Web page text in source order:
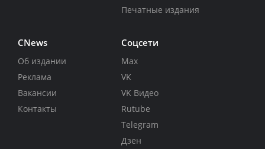
Печатные издания
CNews
Об издании
Реклама
Вакансии
Контакты
Соцсети
Max
VK
VK Видео
Rutube
Telegram
Дзен